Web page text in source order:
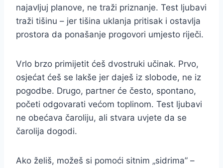
najavljuj planove, ne traži priznanje. Test ljubavi
traži tišinu – jer tišina uklanja pritisak i ostavlja
prostora da ponašanje progovori umjesto riječi.
Vrlo brzo primijetit ćeš dvostruki učinak. Prvo,
osjećat ćeš se lakše jer daješ iz slobode, ne iz
pogodbe. Drugo, partner će često, spontano,
početi odgovarati većom toplinom. Test ljubavi
ne obećava čaroliju, ali stvara uvjete da se
čarolija dogodi.
Ako želiš, možeš si pomoći sitnim „sidrima” –